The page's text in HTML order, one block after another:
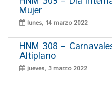
Mujer
lunes, 14 marzo 2022
HNM 308 –
Altiplano
jueves, 3 marzo 2022